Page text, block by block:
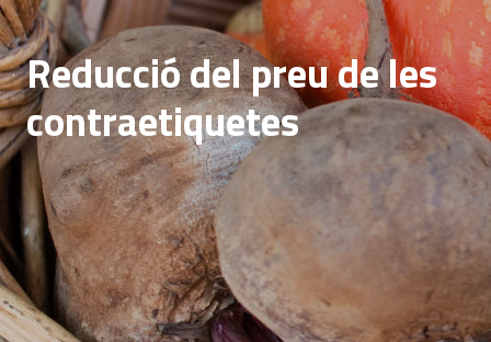
Reducció del preu de les
contraetiquetes